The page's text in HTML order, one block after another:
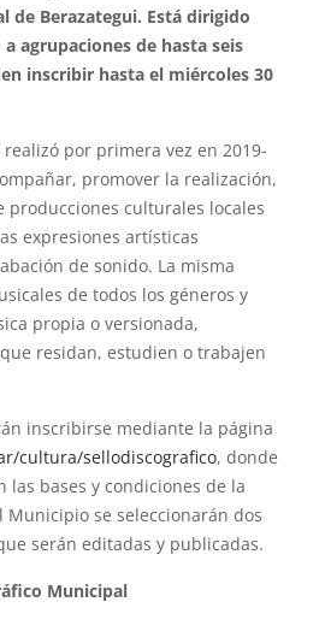
de Berazategui. Está dirigido
agrupaciones de hasta seis
inscribir hasta el miércoles 30
realizó por primera vez en 2019-
promover la realización,
producciones culturales locales
expresiones artísticas
de sonido. La misma
de todos los géneros y
propia o versionada,
que residan, estudien o trabajen
inscribirse mediante la página
cultura/sellodiscografico, donde
las bases y condiciones de la
Municipio se seleccionarán dos
serán editadas y publicadas.
Municipal